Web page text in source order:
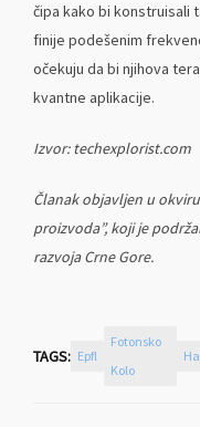
čipa kako bi konstruisali
finije podešenim
očekuju da bi njihova
kvantne aplikacije.
Izvor: techexplorist.com
Članak objavljen u
proizvoda”, koji je
razvoja Crne Gore.
TAGS: Epfl
Fotonsko
Kolo